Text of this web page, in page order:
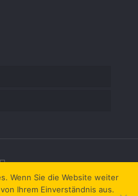
e.V.
Wenn Sie die Website weiter
Ihrem Einverständnis aus.